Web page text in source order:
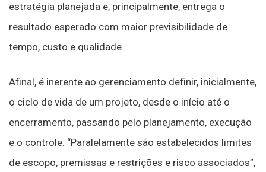
estratégia planejada e, principalmente, entrega o
resultado esperado com maior previsibilidade de
tempo, custo e qualidade.
Afinal, é inerente ao gerenciamento definir, inicialmente,
o ciclo de vida de um projeto, desde o início até o
encerramento, passando pelo planejamento, execução
e o controle. “Paralelamente são estabelecidos limites
de escopo, premissas e restrições e risco associados”,